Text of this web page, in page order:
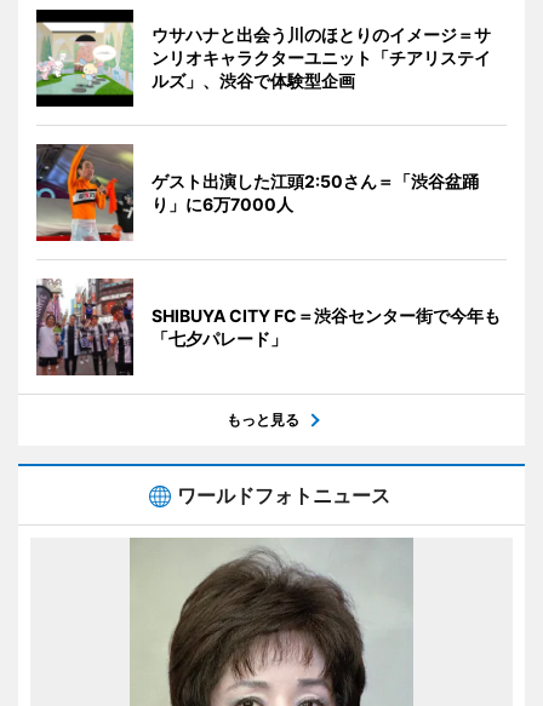
ウサハナと出会う川のほとりのイメージ＝サ
ンリオキャラクターユニット「チアリステイ
ルズ」、渋谷で体験型企画
ゲスト出演した江頭2:50さん＝「渋谷盆踊
り」に6万7000人
SHIBUYA CITY FC＝渋谷センター街で今年も
「七夕パレード」
もっと見る
ワールドフォトニュース